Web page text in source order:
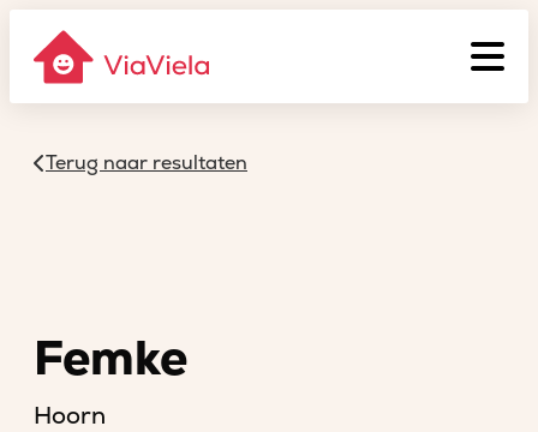
Terug naar resultaten
Femke
Hoorn